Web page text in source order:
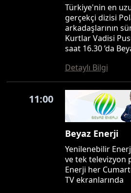
Türkiye'nin en
gerçekçi dizisi
arkadaşlarının
Kurtlar Vadisi
saat 16.30 ’da
Detaylı Bilgi
11:00
Beyaz Enerji
Yenilenebilir
ve tek televizyon
Enerji her
TV ekranlarında